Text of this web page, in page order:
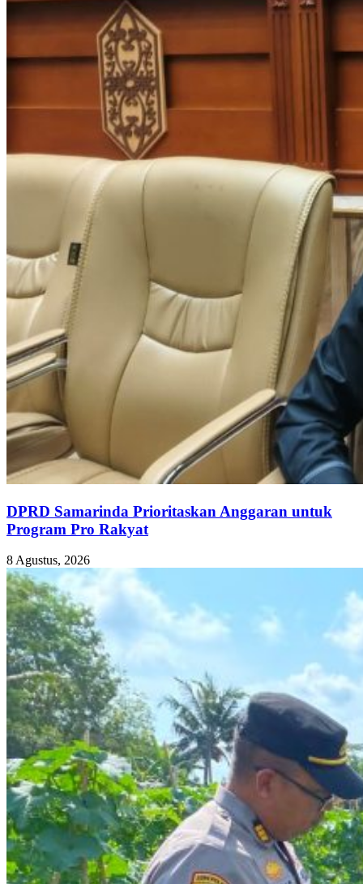
DPRD Samarinda Prioritaskan Anggaran untuk
Program Pro Rakyat
8 Agustus, 2026